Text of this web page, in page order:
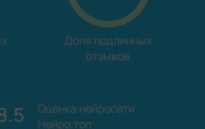
Доля подлинных
отзывов
Оценка нейросети
Нейро.топ